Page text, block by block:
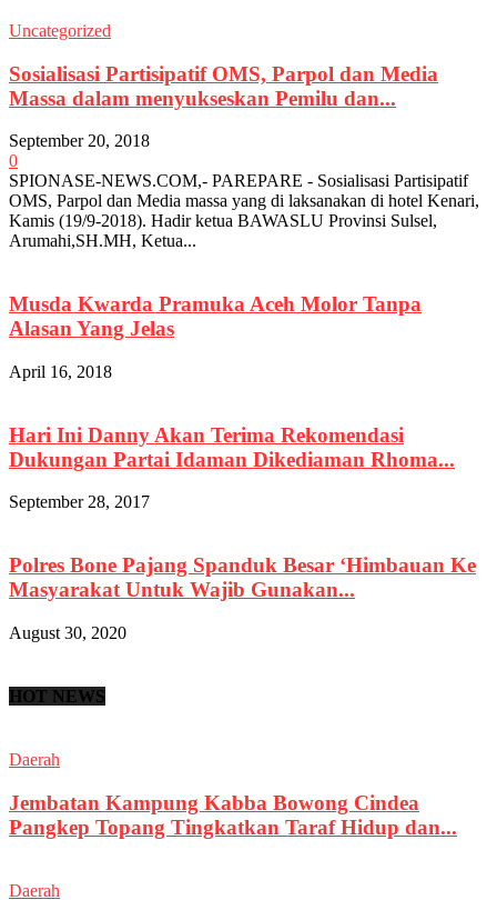
Uncategorized
Sosialisasi Partisipatif OMS, Parpol dan Media
Massa dalam menyukseskan Pemilu dan...
September 20, 2018
0
SPIONASE-NEWS.COM,- PAREPARE - Sosialisasi Partisipatif
OMS, Parpol dan Media massa yang di laksanakan di hotel Kenari,
Kamis (19/9-2018). Hadir ketua BAWASLU Provinsi Sulsel,
Arumahi,SH.MH, Ketua...
Musda Kwarda Pramuka Aceh Molor Tanpa
Alasan Yang Jelas
April 16, 2018
Hari Ini Danny Akan Terima Rekomendasi
Dukungan Partai Idaman Dikediaman Rhoma...
September 28, 2017
Polres Bone Pajang Spanduk Besar ‘Himbauan Ke
Masyarakat Untuk Wajib Gunakan...
August 30, 2020
HOT NEWS
Daerah
Jembatan Kampung Kabba Bowong Cindea
Pangkep Topang Tingkatkan Taraf Hidup dan...
Daerah